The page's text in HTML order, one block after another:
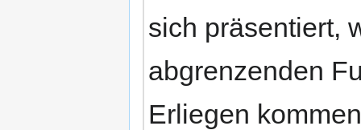
sich präsentiert,
abgrenzenden
Erliegen